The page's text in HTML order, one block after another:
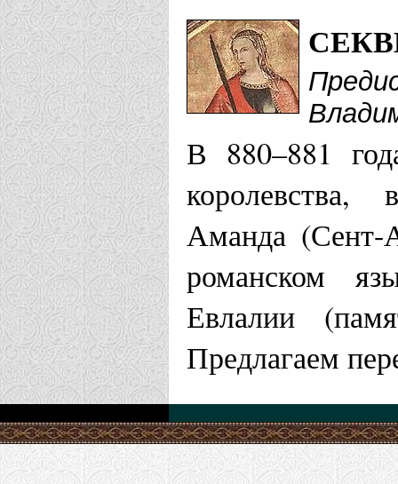
В 880–881
королевства,
Аманда (Сент-
романском
Евлалии
Предлагаем